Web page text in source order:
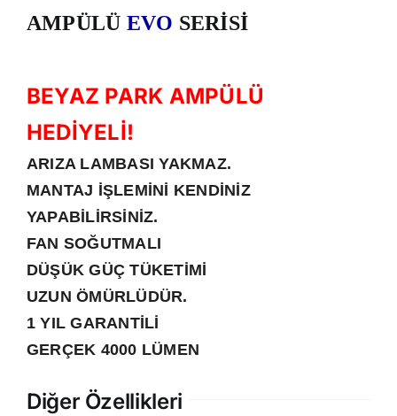
AMPÜLÜ EVO SERİSİ
BEYAZ PARK AMPÜLÜ
HEDİYELİ!
ARIZA LAMBASI YAKMAZ.
MANTAJ İŞLEMİNİ KENDİNİZ
YAPABİLİRSİNİZ.
FAN SOĞUTMALI
DÜŞÜK GÜÇ TÜKETİMİ
UZUN ÖMÜRLÜDÜR.
1 YIL GARANTİLİ
GERÇEK 4000 LÜMEN
Diğer Özellikleri